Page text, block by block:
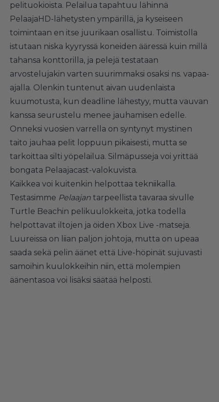
pelituokioista. Pelailua tapahtuu lähinnä
PelaajaHD-lähetysten ympärillä, ja kyseiseen
toimintaan en itse juurikaan osallistu. Toimistolla
istutaan niska kyyryssä koneiden ääressä kuin millä
tahansa konttorilla, ja pelejä testataan
arvostelujakin varten suurimmaksi osaksi ns. vapaa-
ajalla. Olenkin tuntenut aivan uudenlaista
kuumotusta, kun deadline lähestyy, mutta vauvan
kanssa seurustelu menee jauhamisen edelle.
Onneksi vuosien varrella on syntynyt mystinen
taito jauhaa pelit loppuun pikaisesti, mutta se
tarkoittaa silti yöpelailua. Silmäpusseja voi yrittää
bongata Pelaajacast-valokuvista.
Kaikkea voi kuitenkin helpottaa tekniikalla.
Testasimme Pelaajan tarpeellista tavaraa sivulle
Turtle Beachin pelikuulokkeita, jotka todella
helpottavat iltojen ja öiden Xbox Live -matseja.
Luureissa on liian paljon johtoja, mutta on upeaa
saada sekä pelin äänet että Live-höpinät sujuvasti
samoihin kuulokkeihin niin, että molempien
äänentasoa voi lisäksi säätää helposti.